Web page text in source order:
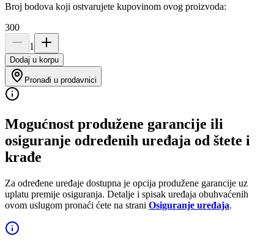
Broj bodova koji ostvarujete kupovinom ovog proizvoda:
300
1
Dodaj u korpu
Pronađi u prodavnici
Mogućnost produžene garancije ili
osiguranje određenih uređaja od štete i
krađe
Za određene uređaje dostupna je opcija produžene garancije uz
uplatu premije osiguranja. Detalje i spisak uređaja obuhvaćenih
ovom uslugom pronaći ćete na strani Osiguranje uređaja.